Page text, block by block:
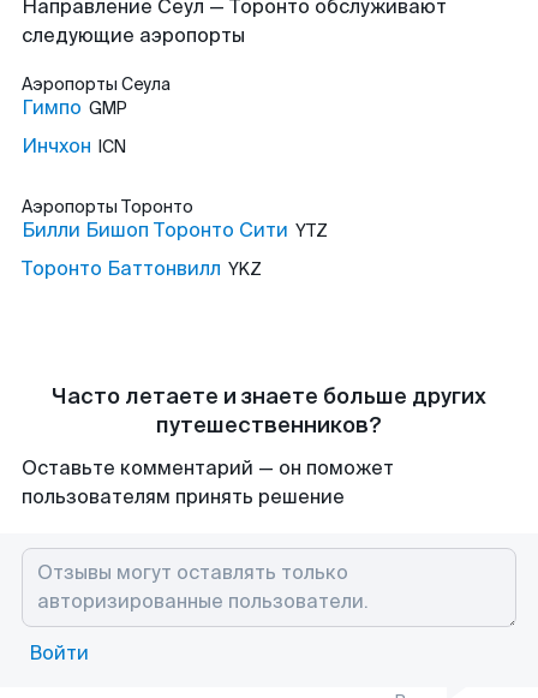
Направление Сеул — Торонто обслуживают
следующие аэропорты
Аэропорты Сеула
Гимпо GMP
Инчхон ICN
Аэропорты Торонто
Билли Бишоп Торонто Сити YTZ
Торонто Баттонвилл YKZ
Часто летаете и знаете больше других
путешественников?
Оставьте комментарий — он поможет
пользователям принять решение
Войти